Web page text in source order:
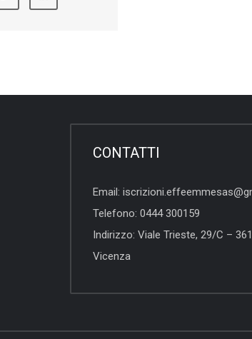
CONTATTI
Email:
Telefono: 0444 300159
Indirizzo: Viale Trieste, 29/C –
Vicenza